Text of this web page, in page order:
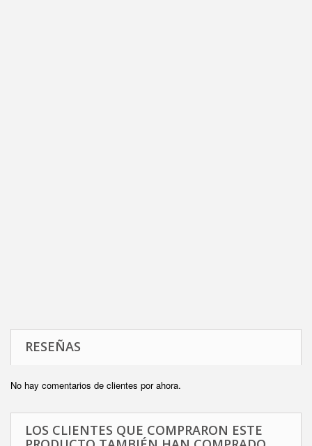
RESEÑAS
No hay comentarios de clientes por ahora.
LOS CLIENTES QUE COMPRARON ESTE